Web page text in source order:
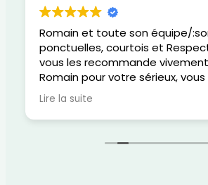
Romain et toute son équipe/
ponctuelles, courtois et
vous les recommande
Romain pour votre sérieux,
super gars, gentil, attentionné et
responsable dans votre métier !!
Félicitations pour votre
Lire la suite